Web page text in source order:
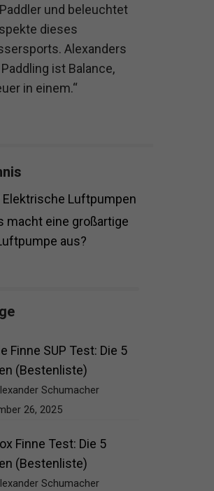
und beleuchtet
dieses
Alexanders
ist Balance,
in einem.“
Elektrische Luftpumpen
macht eine großartige
aus?
Finne SUP Test: Die 5
(Bestenliste)
Schumacher
26, 2025
Finne Test: Die 5
(Bestenliste)
Schumacher